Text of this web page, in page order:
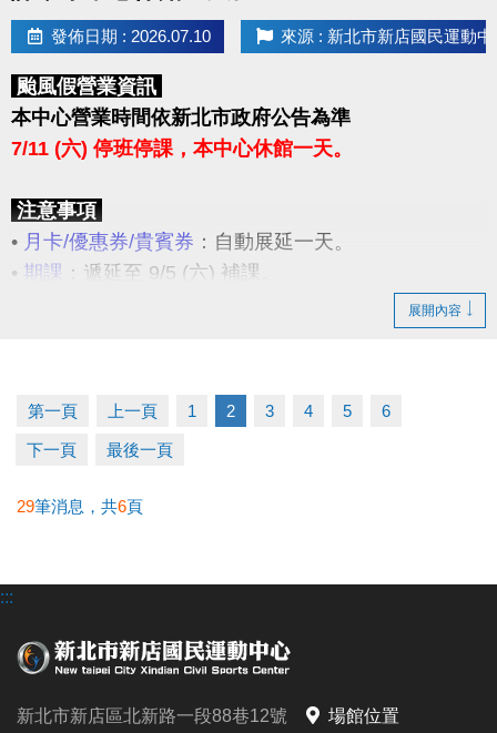
發佈日期 : 2026.07.10 來源 : 新北市新店國民運動中
颱風假營業資訊
本中心營業時間依新北市政府公告為準
7/11 (六) 停班停課，本中心休館一天。
注意事項
• 月卡/優惠券/貴賓券 ：自動展延一天。
• 期課 ：遞延至 9/5 (六) 補課。
：可辦理遞延至10/10 (六) 原預約場地及時
台辦理場地遞延登記。
2.退費：於場館營運期間內，請場地預約者本人攜帶
發票至1F櫃台辦理退費。
由簽約者本人到場辦理退費。
造成不便 敬請見諒
展開內容
第一頁 上一頁 1 2 3 4 5 6
下一頁 最後一頁
29筆消息，共6頁
:::
新北市新店區北新路一段88巷12號
場館位置